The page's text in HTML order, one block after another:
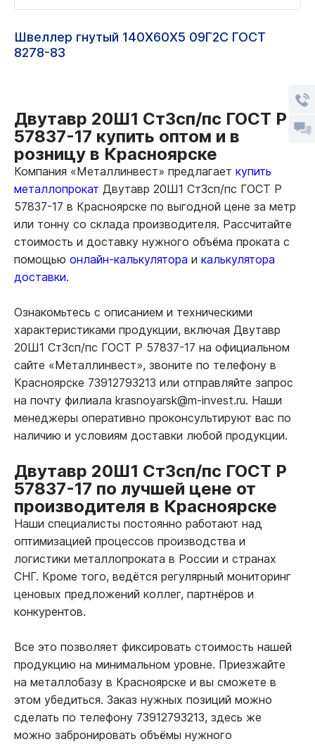
Швеллер гнутый 140Х60Х5 09Г2С ГОСТ
8278-83
Двутавр 20Ш1 Ст3сп/пс ГОСТ Р
57837-17 купить оптом и в
розницу в Красноярске
Компания «Металлинвест» предлагает купить
металлопрокат Двутавр 20Ш1 Ст3сп/пс ГОСТ Р
57837-17 в Красноярске по выгодной цене за метр
или тонну со склада производителя. Рассчитайте
стоимость и доставку нужного объёма проката с
помощью онлайн-калькулятора и калькулятора
доставки.
Ознакомьтесь с описанием и техническими
характеристиками продукции, включая Двутавр
20Ш1 Ст3сп/пс ГОСТ Р 57837-17 на официальном
сайте «Металлинвест», звоните по телефону в
Красноярске 73912793213 или отправляйте запрос
на почту филиала krasnoyarsk@m-invest.ru. Наши
менеджеры оперативно проконсультируют вас по
наличию и условиям доставки любой продукции.
Двутавр 20Ш1 Ст3сп/пс ГОСТ Р
57837-17 по лучшей цене от
производителя в Красноярске
Наши специалисты постоянно работают над
оптимизацией процессов производства и
логистики металлопроката в России и странах
СНГ. Кроме того, ведётся регулярный мониторинг
ценовых предложений коллег, партнёров и
конкурентов.
Все это позволяет фиксировать стоимость нашей
продукцию на минимальном уровне. Приезжайте
на металлобазу в Красноярске и вы сможете в
этом убедиться. Заказ нужных позиций можно
сделать по телефону 73912793213, здесь же
можно забронировать объёмы нужного